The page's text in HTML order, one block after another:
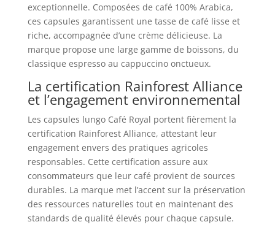
exceptionnelle. Composées de café 100% Arabica,
ces capsules garantissent une tasse de café lisse et
riche, accompagnée d’une crème délicieuse. La
marque propose une large gamme de boissons, du
classique espresso au cappuccino onctueux.
La certification Rainforest Alliance
et l’engagement environnemental
Les capsules lungo Café Royal portent fièrement la
certification Rainforest Alliance, attestant leur
engagement envers des pratiques agricoles
responsables. Cette certification assure aux
consommateurs que leur café provient de sources
durables. La marque met l’accent sur la préservation
des ressources naturelles tout en maintenant des
standards de qualité élevés pour chaque capsule.